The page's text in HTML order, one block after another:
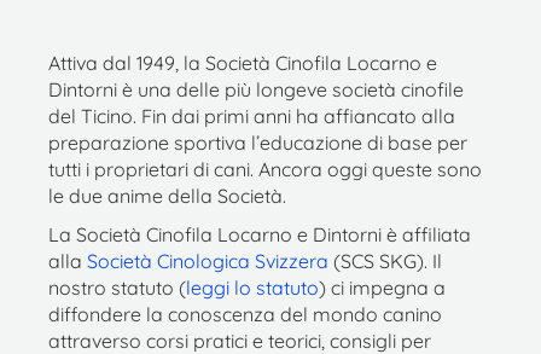
Attiva dal 1949, la Società Cinofila Locarno e
Dintorni è una delle più longeve società cinofile
del Ticino. Fin dai primi anni ha affiancato alla
preparazione sportiva l’educazione di base per
tutti i proprietari di cani. Ancora oggi queste sono
le due anime della Società.
La Società Cinofila Locarno e Dintorni è affiliata
alla Società Cinologica Svizzera (SCS SKG). Il
nostro statuto (leggi lo statuto) ci impegna a
diffondere la conoscenza del mondo canino
attraverso corsi pratici e teorici, consigli per